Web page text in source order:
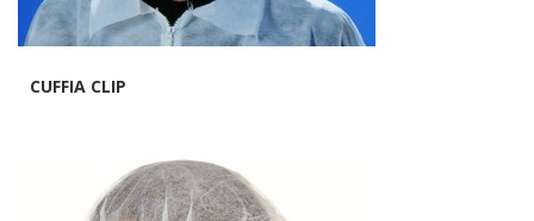
CUFFIA CLIP